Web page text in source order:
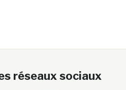
réseaux sociaux